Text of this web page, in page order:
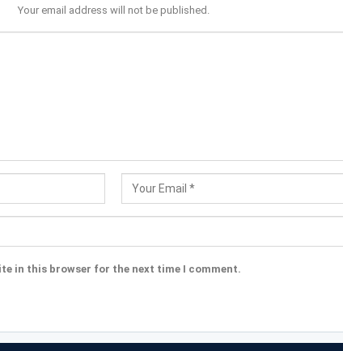
Your email address will not be published.
in this browser for the next time I comment.